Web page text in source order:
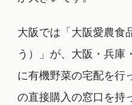
大阪では「大阪愛農食
う）」が、大阪・兵庫
に有機野菜の宅配を行
の直接購入の窓口を持